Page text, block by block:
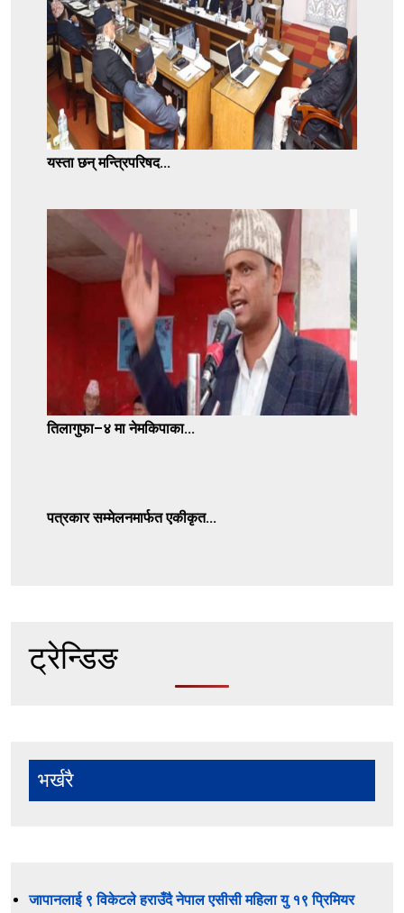
यस्ता छन् मन्त्रिपरिषद...
तिलागुफा–४ मा नेमकिपाका...
पत्रकार सम्मेलनमार्फत एकीकृत...
ट्रेन्डिङ
भर्खरै
जापानलाई ९ विकेटले हराउँदै नेपाल एसीसी महिला यु १९ प्रिमियर